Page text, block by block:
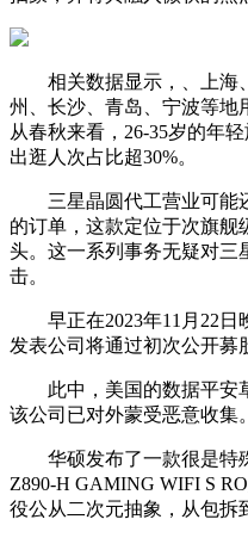
相关数据显示，、上海
州、长沙、青岛、宁波等地
从春秋来看，26-35岁的年
出逛人次占比超30%。
三星晶圆代工营业可能还
的订单，这款定位于次旗舰
头。这一系列事务无疑对三
击。
早正在2023年11月22日
发表公司将通过初次公开募
此中，美国的数据平安草
该公司已对外蒙受恶意收集。
华硕发布了一款很是特
Z890-H GAMING WIFI S
役公从二次元抽象，从包拆